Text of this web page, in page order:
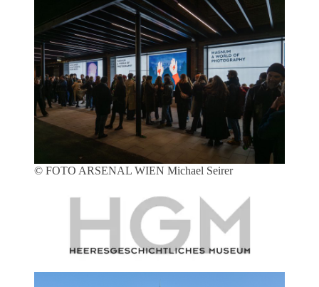
© FOTO ARSENAL WIEN Michael Seirer